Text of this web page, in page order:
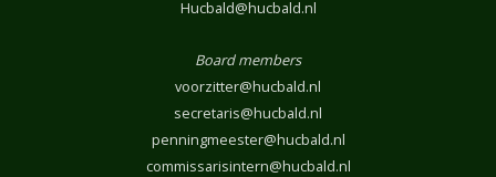
Hucbald@hucbald.nl
Board members
voorzitter@hucbald.nl
secretaris@hucbald.nl
penningmeester@hucbald.nl
commissarisintern@hucbald.nl